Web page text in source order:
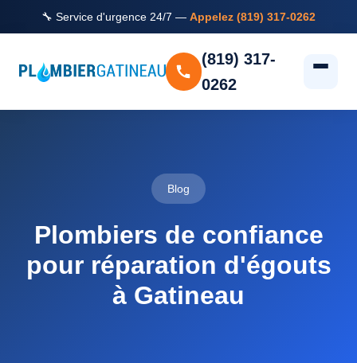
🔧 Service d'urgence 24/7 — Appelez (819) 317-0262
(819) 317-
0262
Blog
Plombiers de confiance
pour réparation d'égouts
à Gatineau